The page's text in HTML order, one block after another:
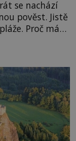
se nachází
pověst. Jistě
Proč má
ve městě